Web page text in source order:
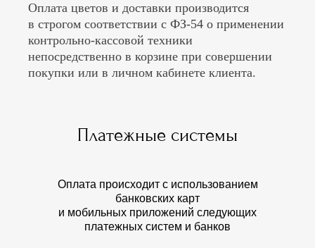
Оплата цветов и доставки производится
в строгом соответствии с ФЗ-54 о применении
контрольно-кассовой техники
непосредственно в корзине при совершении
покупки или в личном кабинете клиента.
Платежные системы
Оплата происходит с использованием
банковских карт
и мобильных приложений следующих
платежных систем и банков